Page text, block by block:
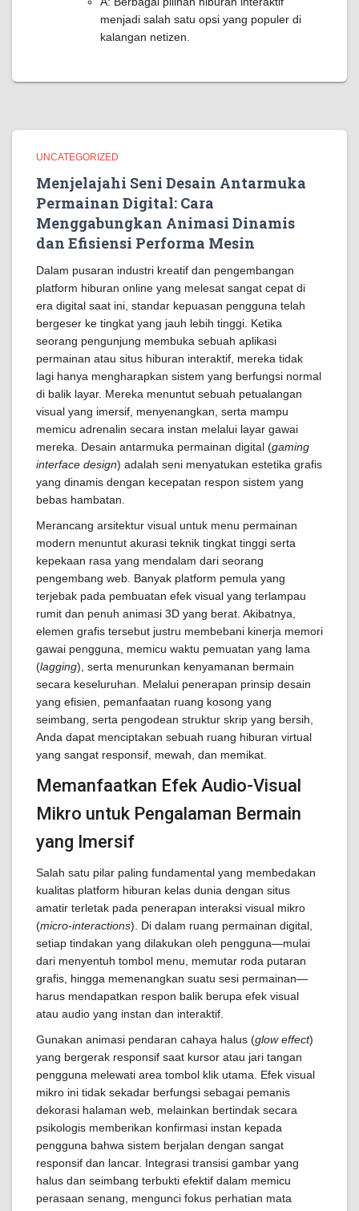
menjadi salah satu opsi yang populer di
kalangan netizen.
UNCATEGORIZED
Menjelajahi Seni Desain Antarmuka
Permainan Digital: Cara
Menggabungkan Animasi Dinamis
dan Efisiensi Performa Mesin
Dalam pusaran industri kreatif dan pengembangan
platform hiburan online yang melesat sangat cepat di
era digital saat ini, standar kepuasan pengguna telah
bergeser ke tingkat yang jauh lebih tinggi. Ketika
seorang pengunjung membuka sebuah aplikasi
permainan atau situs hiburan interaktif, mereka tidak
lagi hanya mengharapkan sistem yang berfungsi normal
di balik layar. Mereka menuntut sebuah petualangan
visual yang imersif, menyenangkan, serta mampu
memicu adrenalin secara instan melalui layar gawai
mereka. Desain antarmuka permainan digital (gaming
interface design) adalah seni menyatukan estetika grafis
yang dinamis dengan kecepatan respon sistem yang
bebas hambatan.
Merancang arsitektur visual untuk menu permainan
modern menuntut akurasi teknik tingkat tinggi serta
kepekaan rasa yang mendalam dari seorang
pengembang web. Banyak platform pemula yang
terjebak pada pembuatan efek visual yang terlampau
rumit dan penuh animasi 3D yang berat. Akibatnya,
elemen grafis tersebut justru membebani kinerja memori
gawai pengguna, memicu waktu pemuatan yang lama
(lagging), serta menurunkan kenyamanan bermain
secara keseluruhan. Melalui penerapan prinsip desain
yang efisien, pemanfaatan ruang kosong yang
seimbang, serta pengodean struktur skrip yang bersih,
Anda dapat menciptakan sebuah ruang hiburan virtual
yang sangat responsif, mewah, dan memikat.
Memanfaatkan Efek Audio-Visual
Mikro untuk Pengalaman Bermain
yang Imersif
Salah satu pilar paling fundamental yang membedakan
kualitas platform hiburan kelas dunia dengan situs
amatir terletak pada penerapan interaksi visual mikro
(micro-interactions). Di dalam ruang permainan digital,
setiap tindakan yang dilakukan oleh pengguna—mulai
dari menyentuh tombol menu, memutar roda putaran
grafis, hingga memenangkan suatu sesi permainan—
harus mendapatkan respon balik berupa efek visual
atau audio yang instan dan interaktif.
Gunakan animasi pendaran cahaya halus (glow effect)
yang bergerak responsif saat kursor atau jari tangan
pengguna melewati area tombol klik utama. Efek visual
mikro ini tidak sekadar berfungsi sebagai pemanis
dekorasi halaman web, melainkan bertindak secara
psikologis memberikan konfirmasi instan kepada
pengguna bahwa sistem berjalan dengan sangat
responsif dan lancar. Integrasi transisi gambar yang
halus dan seimbang terbukti efektif dalam memicu
perasaan senang, mengunci fokus perhatian mata